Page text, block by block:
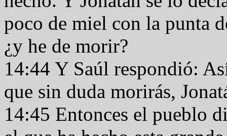
poco de miel con la punta
¿y he de morir?
14:44 Y Saúl respondió:
que sin duda morirás,
14:45 Entonces el pueblo